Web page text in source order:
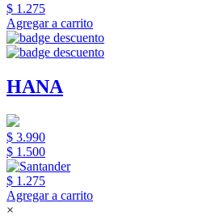
$ 1.275
Agregar a carrito
HANA
$ 3.990
$ 1.500
$ 1.275
Agregar a carrito
×